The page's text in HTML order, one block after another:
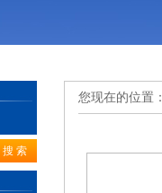
您现在的位置：